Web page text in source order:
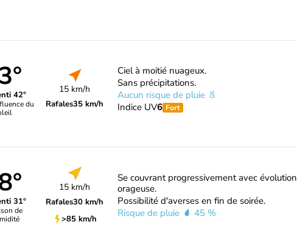
42°
du
15 km/h
Rafales35 km/h
Ciel à moitié nuageux.
Sans précipitations.
Aucun risque de pluie
Indice UV6 Fort
31°
de
15 km/h
Rafales30 km/h
>85 km/h
Se couvrant progressivement avec évolution
orageuse.
Possibilité d'averses en fin de soirée.
Risque de pluie
45 %